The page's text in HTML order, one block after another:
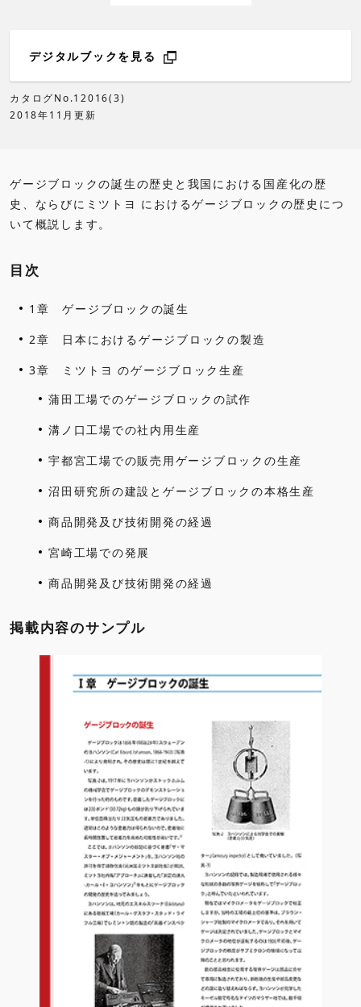
デジタルブックを見る
カタログNo.12016(3)
2018年11月更新
ゲージブロックの誕生の歴史と我国における国産化の歴
史、ならびにミツトヨ におけるゲージブロックの歴史につ
いて概説します。
目次
1章 ゲージブロックの誕生
2章 日本におけるゲージブロックの製造
3章 ミツトヨ のゲージブロック生産
蒲田工場でのゲージブロックの試作
溝ノ口工場での社内用生産
宇都宮工場での販売用ゲージブロックの生産
沼田研究所の建設とゲージブロックの本格生産
商品開発及び技術開発の経過
宮崎工場での発展
商品開発及び技術開発の経過
掲載内容のサンプル